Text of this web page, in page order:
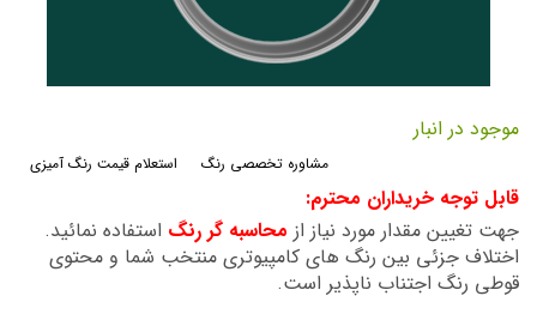
ابتدای
گالری
موجود در انبار
استعلام قیمت رنگ آمیزی مشاوره تخصصی رنگ
قابل توجه خریداران محترم:
جهت تغیین مقدار مورد نیاز از محاسبه گر رنگ استفاده نمائید.
اختلاف جزئی بین رنگ های کامپیوتری منتخب شما و محتوی
قوطی رنگ اجتناب ناپذیر است.